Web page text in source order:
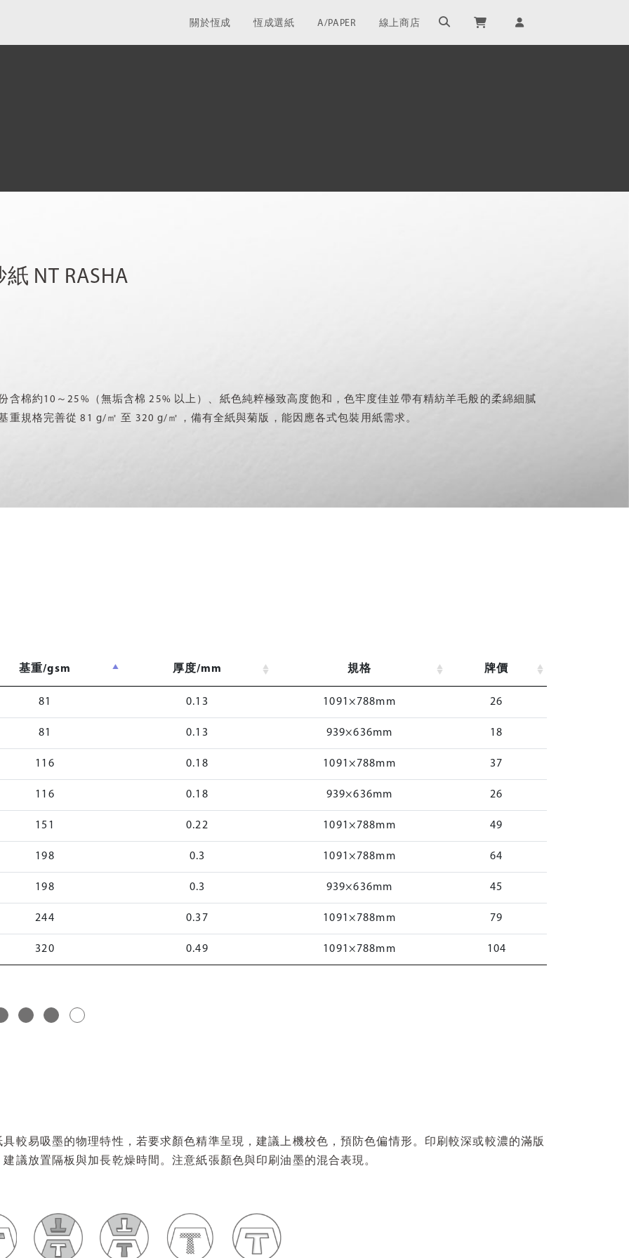
關於恆成 恆成選紙 A/PAPER 線上商店
NT RASHA
含棉約10～25%（無垢含棉 25% 以上）、紙色純粹極致高度飽和，色牢度佳並帶有精紡羊毛般的柔綿細膩
重規格完善從 81 g/㎡ 至 320 g/㎡，備有全紙與菊版，能因應各式包裝用紙需求。
基重/gsm 厚度/mm 規格 牌價
81 0.13 1091×788mm 26
81 0.13 939×636mm 18
116 0.18 1091×788mm 37
116 0.18 939×636mm 26
151 0.22 1091×788mm 49
198 0.3 1091×788mm 64
198 0.3 939×636mm 45
244 0.37 1091×788mm 79
320 0.49 1091×788mm 104
具較易吸墨的物理特性，若要求顏色精準呈現，建議上機校色，預防色偏情形。印刷較深或較濃的滿版
建議放置隔板與加長乾燥時間。注意紙張顏色與印刷油墨的混合表現。